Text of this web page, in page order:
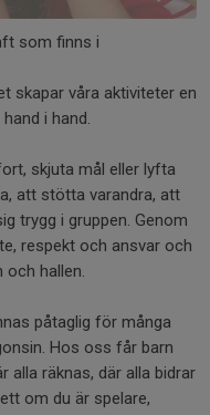
som finns i
skapar våra aktiviteter en
i hand.
skjuta mål eller lyfta
att stötta varandra, att
trygg i gruppen. Genom
respekt och ansvar och
och hallen.
påtaglig för många
Hos oss får barn
alla räknas, där alla bidrar
om du är spelare,